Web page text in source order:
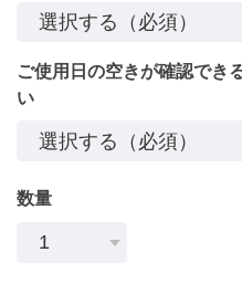
ご使用日の空きが確認でき
い
数量